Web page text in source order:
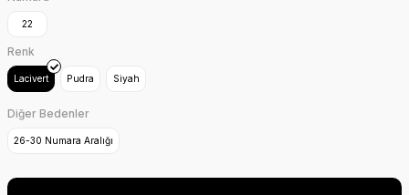
22
Renk
Lacivert Pudra Siyah
Diğer Bedenler
26-30 Numara Aralığı